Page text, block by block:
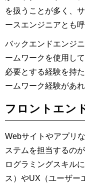
を扱うことが多く、
ースエンジニアとも呼
バックエンドエンジ
ームワークを使用し
必要とする経験を持
ームワーク経験があ
フロントエン
Webサイトやアプリ
ステムを担当するの
ログラミングスキル
ス）やUX（ユーザー